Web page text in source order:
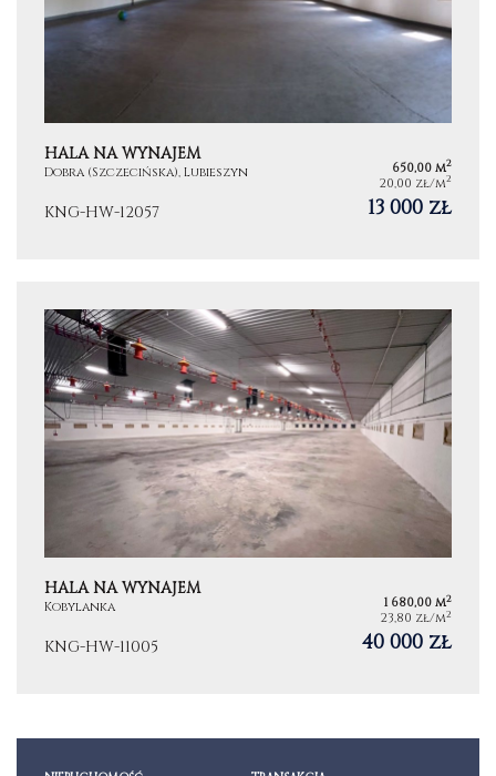
HALA NA WYNAJEM
Dobra (Szczecińska), Lubieszyn 650,00 m2
20,00 zł/m2
KNG-HW-12057 13 000 zł
HALA NA WYNAJEM
Kobylanka 1 680,00 m2
23,80 zł/m2
KNG-HW-11005 40 000 zł